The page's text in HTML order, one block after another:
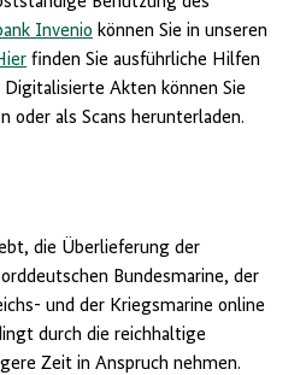
Invenio können Sie in unseren
finden Sie ausführliche Hilfen
Akten können Sie
oder als Scans herunterladen.
die Überlieferung der
Bundesmarine, der
und der Kriegsmarine online
durch die reichhaltige
Zeit in Anspruch nehmen.